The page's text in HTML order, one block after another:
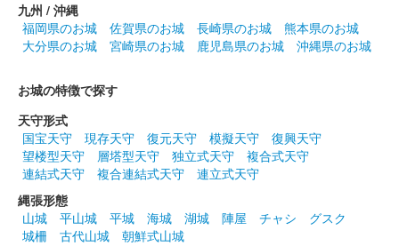
九州 / 沖縄
福岡県のお城
佐賀県のお城 長崎県のお城
熊本県のお城
大分県のお城
宮崎県のお城 鹿児島県のお城 沖縄県のお城
お城の特徴で探す
天守形式
国宝天守
現存天守 復元天守 模擬天守
復興天守
望楼型天守
層塔型天守 独立式天守
複合式天守
連結式天守
複合連結式天守
連立式天守
縄張形態
山城
平山城 平城 海城 湖城 陣屋 チャシ
グスク
城柵
古代山城
朝鮮式山城